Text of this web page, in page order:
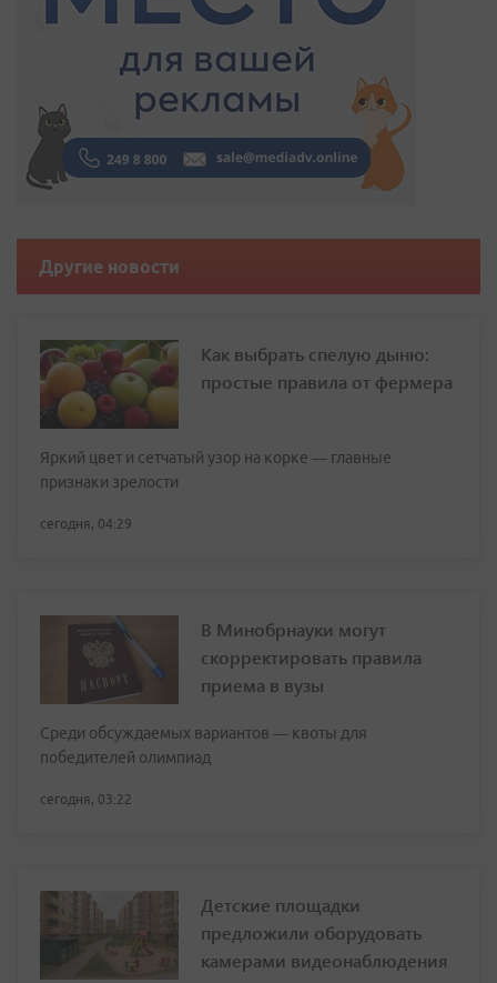
Другие новости
Как выбрать спелую дыню:
простые правила от фермера
Яркий цвет и сетчатый узор на корке — главные
признаки зрелости
сегодня, 04:29
В Минобрнауки могут
скорректировать правила
приема в вузы
Среди обсуждаемых вариантов — квоты для
победителей олимпиад
сегодня, 03:22
Детские площадки
предложили оборудовать
камерами видеонаблюдения